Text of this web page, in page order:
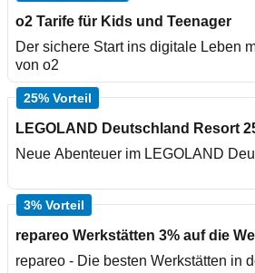
o2 Tarife für Kids und Teenager
Der sichere Start ins digitale Leben
von o2
25% Vorteil
LEGOLAND Deutschland Resort
Neue Abenteuer im LEGOLAND
3% Vorteil
repareo Werkstätten 3% auf die
repareo - Die besten Werkstätten in